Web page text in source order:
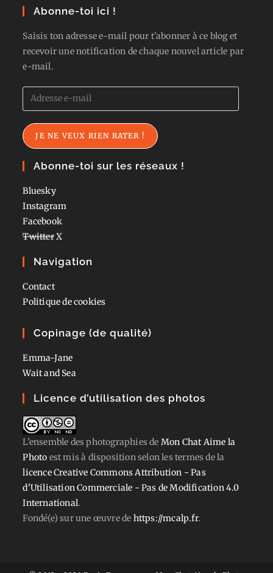
Abonne-toi ici !
Saisis ton adresse e-mail pour t'abonner à ce blog et
recevoir une notification de chaque nouvel article par
e-mail.
Adresse
e-
mail
JE NE VEUX RIEN RATER !
Abonne-toi sur les réseaux !
Bluesky
Instagram
Facebook
TwitterX
Navigation
Contact
Politique de cookies
Copinage (de qualité)
Emma-Jane
Wait and Sea
Licence d’utilisation des photos
L'ensemble des photographiesde Mon Chat Aime la
Photo est mis à disposition selon les termes de la
licence Creative Commons Attribution - Pas
d'Utilisation Commerciale - Pas de Modification 4.0
International.
Fondé(e) sur une œuvre de https://mcalp.fr.